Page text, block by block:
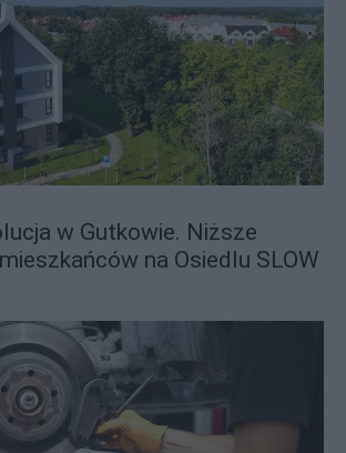
w Gutkowie. Niższe
na Osiedlu SLOW